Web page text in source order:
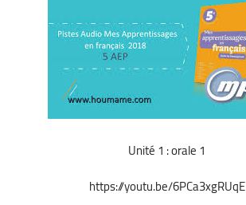
Unité 1 : orale 1
https://youtu.be/6PCa3xgRUqE